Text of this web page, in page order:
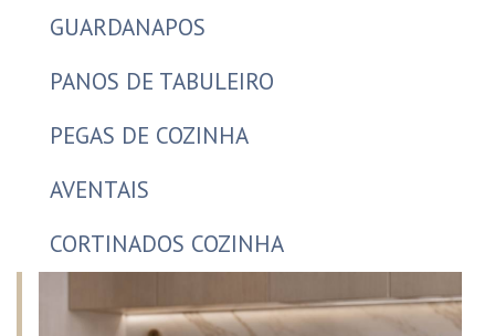
GUARDANAPOS
PANOS DE TABULEIRO
PEGAS DE COZINHA
AVENTAIS
CORTINADOS COZINHA